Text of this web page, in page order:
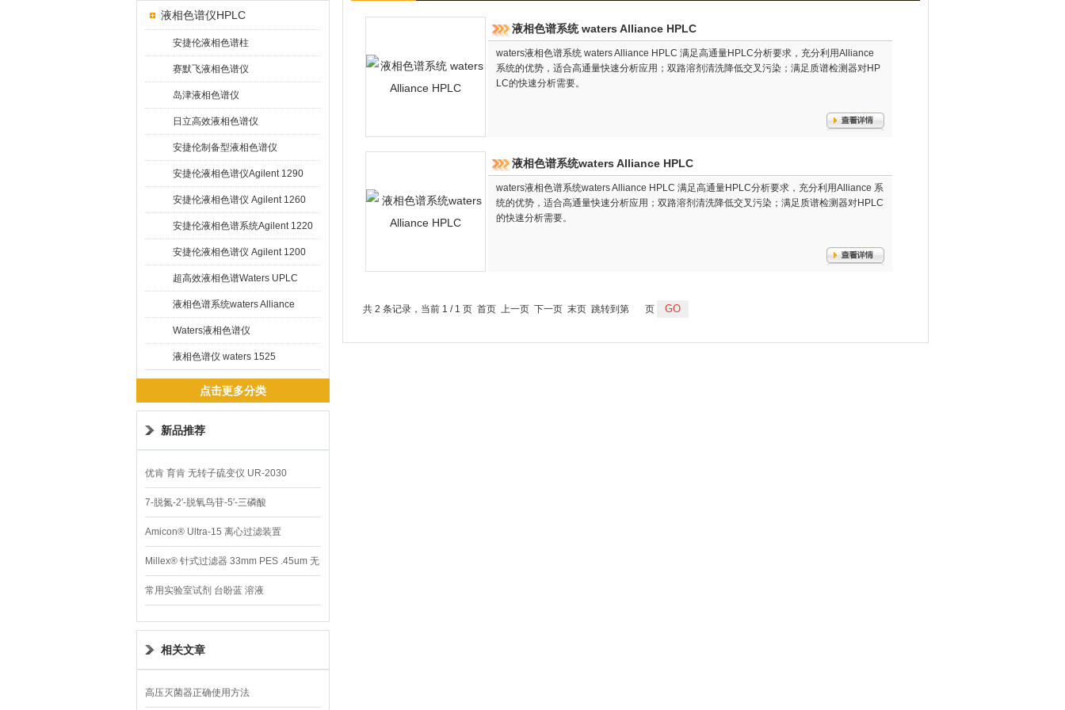
液相色谱仪HPLC
安捷伦液相色谱柱
赛默飞液相色谱仪
岛津液相色谱仪
日立高效液相色谱仪
安捷伦制备型液相色谱仪
安捷伦液相色谱仪Agilent 1290
Infinity
安捷伦液相色谱仪 Agilent 1260
Infinity
安捷伦液相色谱系统Agilent 1220
Infinity
安捷伦液相色谱仪 Agilent 1200
超高效液相色谱Waters UPLC
液相色谱系统waters Alliance
HPLC
Waters液相色谱仪
液相色谱仪 waters 1525
点击更多分类
新品推荐
优肯 育肯 无转子硫变仪 UR-2030
7-脱氮-2′-脱氧鸟苷-5′-三磷酸
Amicon® Ultra-15 离心过滤装置
Millex® 针式过滤器 33mm PES .45um 无
菌
常用实验室试剂 台盼蓝 溶液
相关文章
高压灭菌器正确使用方法
液相色谱系统 waters Alliance HPLC
waters液相色谱系统 waters Alliance HPLC 满足高通量HPLC分析要求，充分利用Alliance
系统的优势，适合高通量快速分析应用；双路溶剂清洗降低交叉污染；满足质谱检测器对HP
LC的快速分析需要。
液相色谱系统waters Alliance HPLC
waters液相色谱系统waters Alliance HPLC 满足高通量HPLC分析要求，充分利用Alliance 系
统的优势，适合高通量快速分析应用；双路溶剂清洗降低交叉污染；满足质谱检测器对HPLC
的快速分析需要。
共 2 条记录，当前 1 / 1 页 首页 上一页 下一页 末页 跳转到第 页